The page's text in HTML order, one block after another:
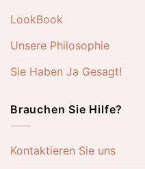
LookBook
Unsere Philosophie
Sie Haben Ja Gesagt!
Brauchen Sie Hilfe?
Kontaktieren Sie uns